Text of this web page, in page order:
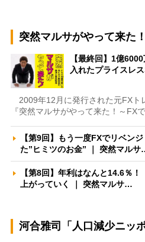
突然マルサがやって来た！
【最終回】1億
入れたプライスレ
2009年12月に発行された元FXト
『突然マルサがやって来た！～FX
【第9回】もう一度FXでリベン
た”ヒミツのお金” ｜ 突然マル
【第8回】年利はなんと14.6％
上がっていく ｜ 突然マルサ…
河合雅司「人口減少ニッ